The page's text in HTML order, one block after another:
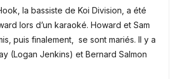
la bassiste de Koi Division, a été
lors d’un karaoké. Howard et Sam
puis finalement, se sont mariés. Il y a
(Logan Jenkins) et Bernard Salmon